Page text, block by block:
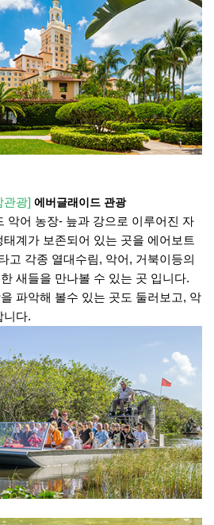
관광] 에버글래이드 관광
악어 농장- 늪과 강으로 이루어진 자
태계가 보존되어 있는 곳을 에어보트
고 각종 열대수림, 악어, 거북이등의
새들을 만나볼 수 있는 곳 입니다.
파악해 볼수 있는 곳도 둘러보고, 악
니다.